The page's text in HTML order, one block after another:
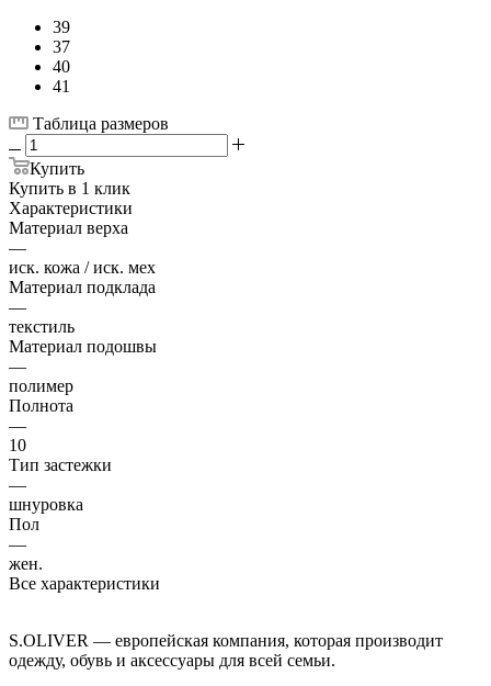
39
37
40
41
Таблица размеров
Купить
Купить в 1 клик
Характеристики
Материал верха
—
иск. кожа / иск. мех
Материал подклада
—
текстиль
Материал подошвы
—
полимер
Полнота
—
10
Тип застежки
—
шнуровка
Пол
—
жен.
Все характеристики
S.OLIVER — европейская компания, которая производит
одежду, обувь и аксессуары для всей семьи.